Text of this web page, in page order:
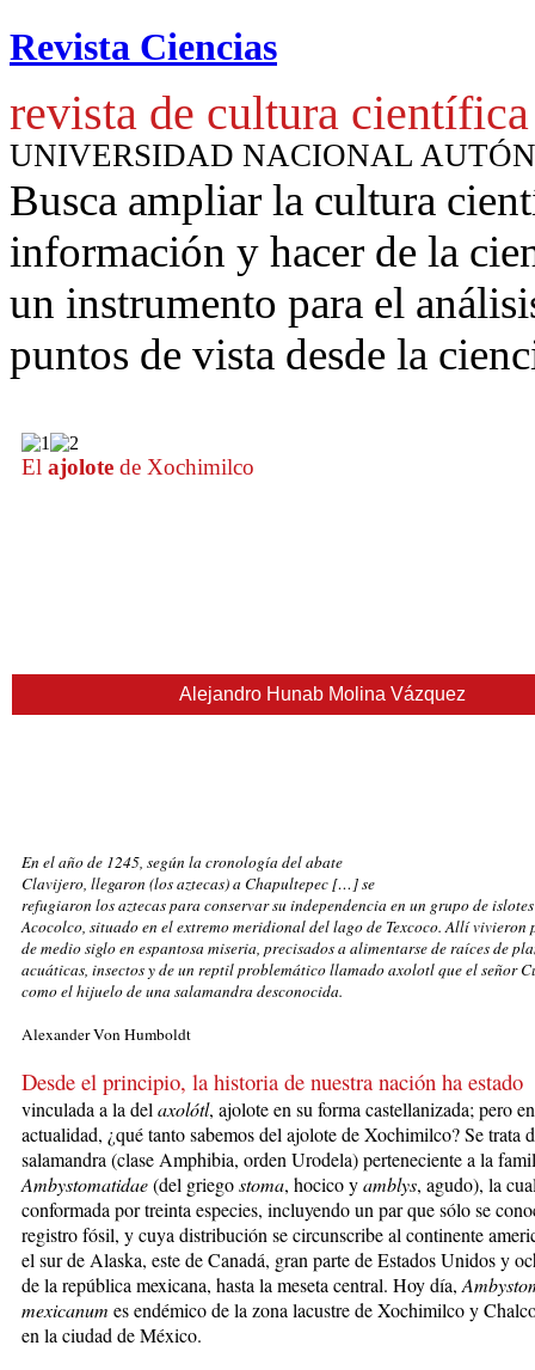
Revista Ciencias
revista de cultura científica
UNIVERSIDAD NACIONAL
Busca ampliar la cultura
información y hacer de la
un instrumento para el
puntos de vista desde la
El ajolote de Xochimilco
Alejandro Hunab Molina Vázquez
En el año de 1245, según la cronología del abate
Cla­vi­jero, llegaron (los aztecas) a Chapultepec […] se
re­fu­gia­ron los aztecas para conservar su independencia en un grupo de
Acocolco, situado en el extremo meridional del lago de Texcoco. Allí vi­vieron
de medio siglo en espantosa mise­ria, precisados a alimentarse de raíces de
acuá­ti­cas, insectos y de un reptil problemático llamado axolotl que el señor
como el hijuelo de una salamandra desconocida.
Alexander Von Humboldt
Desde el principio, la historia de nuestra nación ha estado
vinculada a la del axolótl, ajolote en su forma castellanizada; pero
actualidad, ¿qué tanto sabemos del ajolote de Xochimilco? Se trata
salamandra (clase Amphibia, orden Urodela) perteneciente a la
Ambystomatidae(del griegostoma, hocico yamblys, agudo), la
conformada por treinta especies, incluyendo un par que sólo se
registro fósil, y cuya distribución se circunscribe al continente
el sur de Alaska, este de Canadá, gran parte de Estados Unidos y
de la república mexicana, hasta la meseta central. Hoy día,
mexicanum es endémico de la zona lacustre de Xochimilco y
en la ciudad de México.